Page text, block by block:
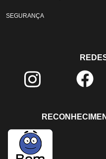
SEGURANÇA